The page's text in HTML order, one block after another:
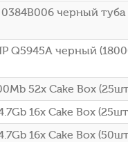
черный
Q5945A черный
52x Cake Box
16x Cake Box
16x Cake Box